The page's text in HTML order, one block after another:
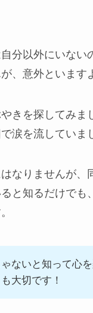
分以外にいない
、意外といます
きを探してみま
涙を流していま
なりませんが、
と知るだけでも
ないと知って心
大切です！